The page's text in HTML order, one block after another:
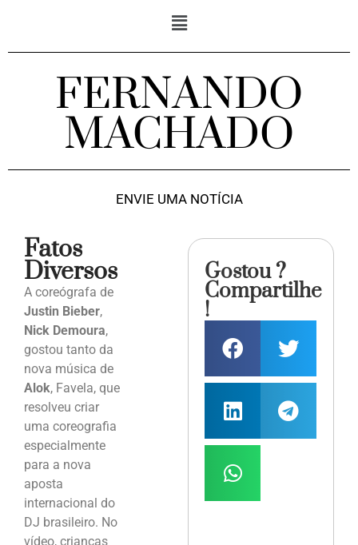
FERNANDO
MACHADO
ENVIE UMA NOTÍCIA
Fatos
Diversos
A coreógrafa de
Justin Bieber,
Nick Demoura,
gostou tanto da
nova música de
Alok, Favela, que
resolveu criar
uma coreografia
especialmente
para a nova
aposta
internacional do
DJ brasileiro. No
vídeo, crianças
Gostou ?
Compartilhe
!